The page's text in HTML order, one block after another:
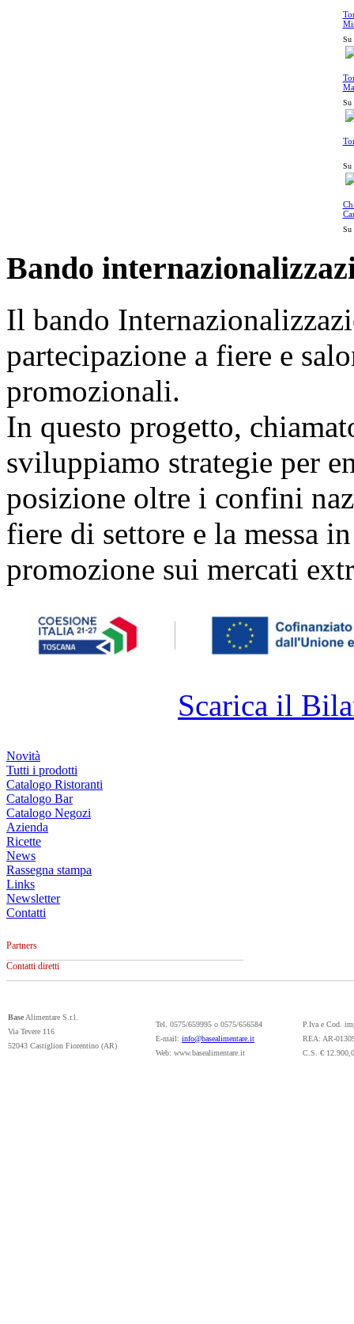
Su
Su
Su
Su
Bando
Il bando
partecipazione a fiere e
promozionali.
In questo progetto,
sviluppiamo strategie per
posizione oltre i confini
fiere di settore e la messa
promozione sui mercati
Scarica il
Novità
Tutti i prodotti
Catalogo Ristoranti
Catalogo Bar
Catalogo Negozi
Azienda
Ricette
News
Rassegna stampa
Links
Newsletter
Contatti
Partners
Contatti diretti
Base Alimentare S.r.l.
Via Tevere 116
52043 Castiglion Fiorentino (AR)
Tel. 0575/659995 o 0575/656584
E-mail: info@basealimentare.it
Web: www.basealimentare.it
P.Iva e Cod.
REA: AR-
C.S. €